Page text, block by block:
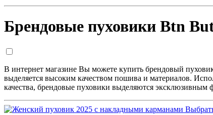
Брендовые пуховики Btn
В интернет магазине Вы можете купить брендовый
выделяется высоким качеством пошива и материалов.
качества, брендовые пуховики выделяются